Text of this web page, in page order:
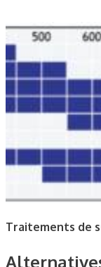
Traitements de